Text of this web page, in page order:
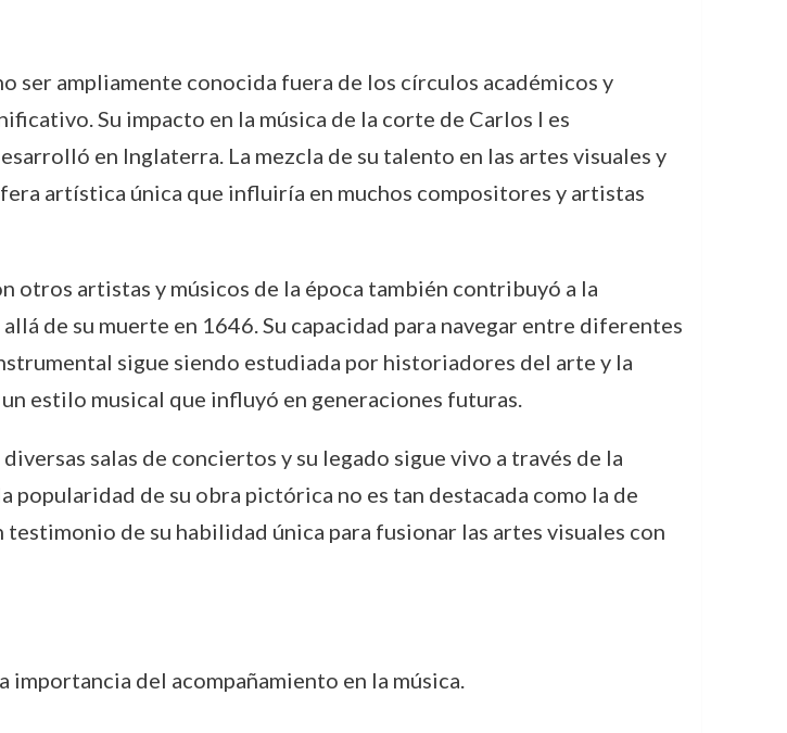
ser ampliamente conocida fuera de los círculos académicos y
Su impacto en la música de la corte de Carlos I es
en Inglaterra. La mezcla de su talento en las artes visuales y
artística única que influiría en muchos compositores y artistas
otros artistas y músicos de la época también contribuyó a la
de su muerte en 1646. Su capacidad para navegar entre diferentes
sigue siendo estudiada por historiadores del arte y la
estilo musical que influyó en generaciones futuras.
salas de conciertos y su legado sigue vivo a través de la
popularidad de su obra pictórica no es tan destacada como la de
de su habilidad única para fusionar las artes visuales con
del acompañamiento en la música.